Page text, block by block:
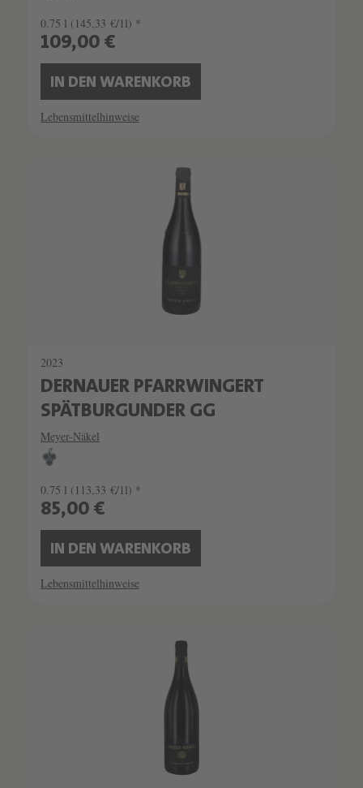
0.75 l (145,33 €/1l) *
109,00 €
IN DEN WARENKORB
Lebensmittelhinweise
2023
DERNAUER PFARRWINGERT
SPÄTBURGUNDER GG
Meyer-Näkel
0.75 l (113,33 €/1l) *
85,00 €
IN DEN WARENKORB
Lebensmittelhinweise